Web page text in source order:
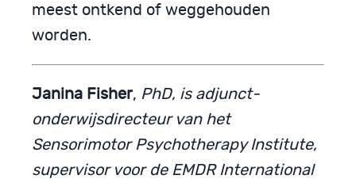
meest ontkend of weggehouden
worden.
Janina Fisher, PhD, is adjunct-
onderwijsdirecteur van het
Sensorimotor Psychotherapy Institute,
supervisor voor de EMDR International